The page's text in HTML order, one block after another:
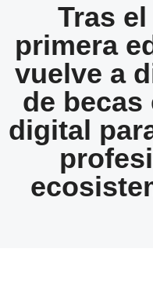
Tras
primera
vuelve a
de
digital